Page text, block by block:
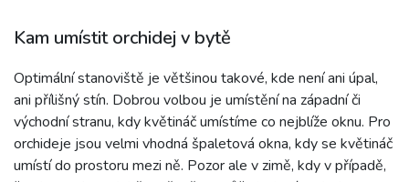
Kam umístit orchidej v bytě
Optimální stanoviště je většinou takové, kde není ani úpal,
ani přílišný stín. Dobrou volbou je umístění na západní či
východní stranu, kdy květináč umístíme co nejblíže oknu. Pro
orchideje jsou velmi vhodná špaletová okna, kdy se květináč
umístí do prostoru mezi ně. Pozor ale v zimě, kdy v případě,